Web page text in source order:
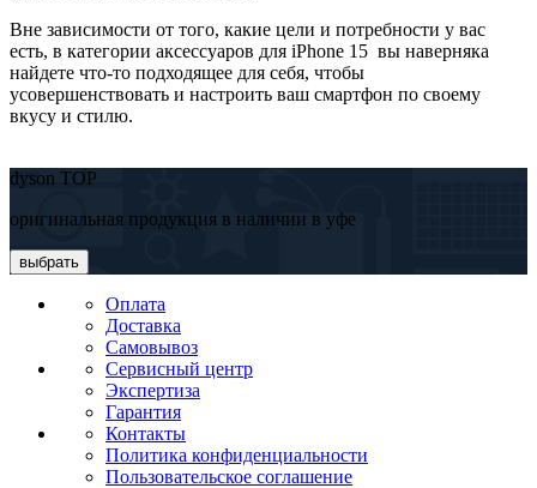
Вне зависимости от того, какие цели и потребности у вас
есть, в категории аксессуаров для iPhone 15 вы наверняка
найдете что-то подходящее для себя, чтобы
усовершенствовать и настроить ваш смартфон по своему
вкусу и стилю.
dyson TOP
оригинальная продукция в наличии в уфе
выбрать
Оплата
Доставка
Самовывоз
Сервисный центр
Экспертиза
Гарантия
Контакты
Политика конфиденциальности
Пользовательское соглашение